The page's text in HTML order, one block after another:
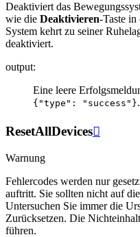
Deaktiviert das
wie die Deaktivieren-Taste in
System kehrt zu seiner
deaktiviert.
output:
Eine leere
{"type": "success"}.
ResetAllDevices
Warnung
Fehlercodes werden nur
auftritt. Sie sollten nicht auf
Untersuchen Sie immer die
Zurücksetzen. Die
führen.